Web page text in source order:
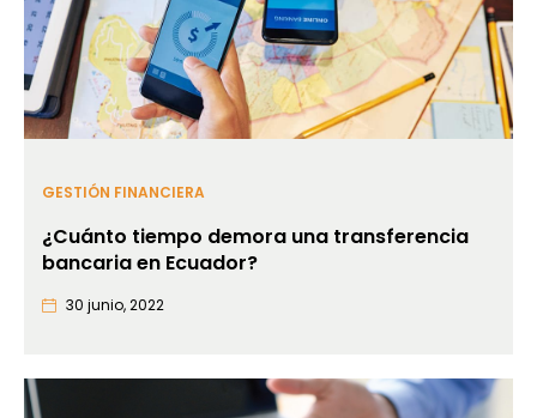
GESTIÓN FINANCIERA
¿Cuánto tiempo demora una transferencia
bancaria en Ecuador?
30 junio, 2022